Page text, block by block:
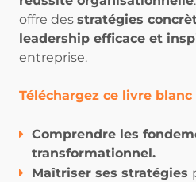
offre des stratégies
leadership efficace et
entreprise.
Téléchargez ce livre blanc
Comprendre les
transformationnel.
Maîtriser ses stratégies